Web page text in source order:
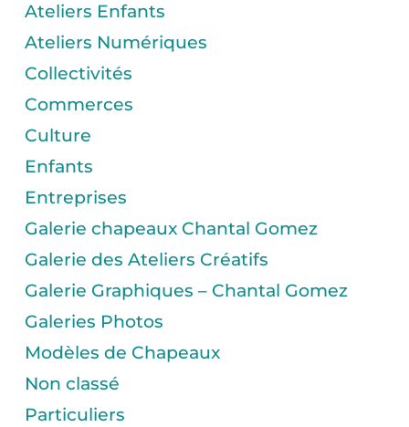
Ateliers Enfants
Ateliers Numériques
Collectivités
Commerces
Culture
Enfants
Entreprises
Galerie chapeaux Chantal Gomez
Galerie des Ateliers Créatifs
Galerie Graphiques – Chantal Gomez
Galeries Photos
Modèles de Chapeaux
Non classé
Particuliers